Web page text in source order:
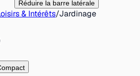
Réduire la barre latérale
& Intérêts/Jardinage